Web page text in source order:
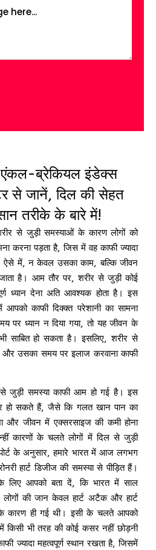
एंकल-ब्रेकियल इंडेक्स
से जानें, दिल की सेहत
तरीके के बारे में!
से जुड़ी समस्याओं के कारण लोगों को
करना पड़ता है, जिस में वह काफी ज्यादा
ऐसे में, न केवल उसका काम, बल्कि जीवन
जाता है। आम तौर पर, शरीर से जुड़ी कोई
ध्यान देना अति आवश्यक होता है। इस
काफी दिक्क्त परेशानी का सामना
पर ध्यान न दिया गया, तो यह जीवन के
भी साबित हो सकता है। इसलिए, शरीर से
और उसका समय पर इलाज करवाना काफी
जुड़ी समस्या काफी आम हो गई है। इस
हो सकते हैं, जैसे कि गलत खान पान का
जीवन में एक्सरसाइज की कमी होना
कारणों के चलते लोगों में दिल से जुड़ी
के अनुसार, हमारे भारत में आज लगभग
हार्ट डिजीज की समस्या से पीड़ित हैं।
लिए आपको बता दें, कि भारत में साल
की जान केवल हार्ट अटैक और हार्ट
के कारण ही गई थी। इसी के चलते आपको
भी तरह की कोई कसर नहीं छोड़नी
ज्यादा महत्वपूर्ण स्थान रखता है, जिसमें